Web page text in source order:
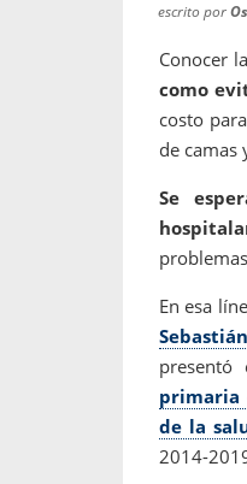
escrito por
Conocer
como
costo
de camas
Se
En esa
Sebastián
presentó
primaria
de la
2014-